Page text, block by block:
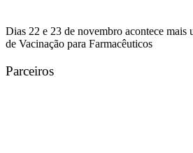
Dias 22 e 23 de novembro acontece mais
de Vacinação para Farmacêuticos
Parceiros